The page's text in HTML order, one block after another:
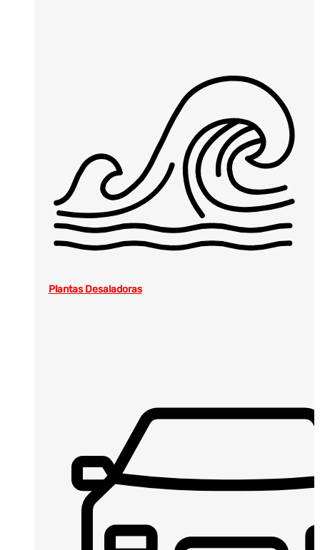
Plantas Desaladoras